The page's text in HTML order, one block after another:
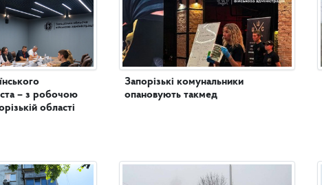
– з робочою
області
Запорізькі комунальники
опановують такмед